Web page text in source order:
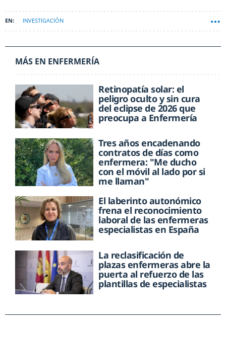
INVESTIGACIÓN
MÁS EN ENFERMERÍA
Retinopatía solar: el
peligro oculto y sin cura
del eclipse de 2026 que
preocupa a Enfermería
Tres años encadenando
contratos de días como
enfermera: "Me ducho
con el móvil al lado por si
me llaman"
El laberinto autonómico
frena el reconocimiento
laboral de las enfermeras
especialistas en España
La reclasificación de
plazas enfermeras abre la
puerta al refuerzo de las
plantillas de especialistas